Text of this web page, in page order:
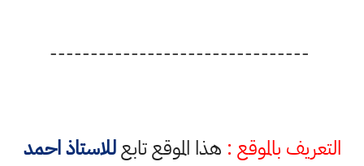
--------------------------------
التعريف بالموقع : هذا الموقع تابعللاستاذ احمد